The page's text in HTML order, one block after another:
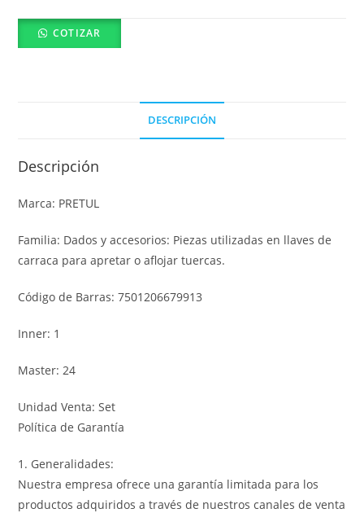
COTIZAR
DESCRIPCIÓN
Descripción
Marca: PRETUL
Familia: Dados y accesorios: Piezas utilizadas en llaves de
carraca para apretar o aflojar tuercas.
Código de Barras: 7501206679913
Inner: 1
Master: 24
Unidad Venta: Set
Política de Garantía
1. Generalidades:
Nuestra empresa ofrece una garantía limitada para los
productos adquiridos a través de nuestros canales de venta